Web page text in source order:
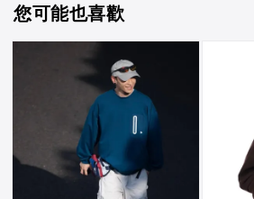
您可能也喜歡